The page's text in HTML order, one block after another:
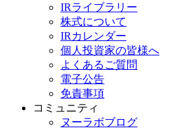
IRライブラリー
株式について
IRカレンダー
個人投資家の皆様へ
よくあるご質問
電子公告
免責事項
コミュニティ
ヌーラボブログ